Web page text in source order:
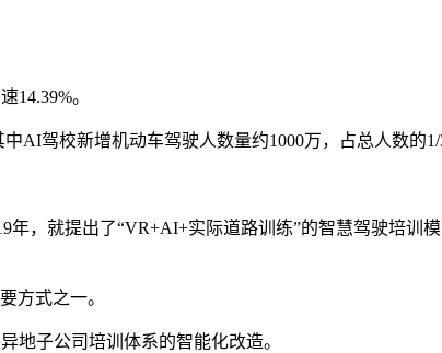
14.39%。
AI驾校新增机动车驾驶人数量约1000万，占总人数的1/
，就提出了“VR+AI+实际道路训练”的智慧驾驶培训
方式之一。
地子公司培训体系的智能化改造。